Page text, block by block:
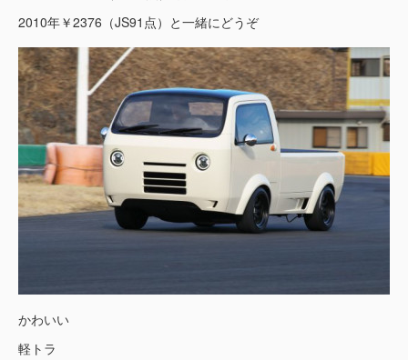
2010年￥2376（JS91点）と一緒にどうぞ
かわいい
軽トラ